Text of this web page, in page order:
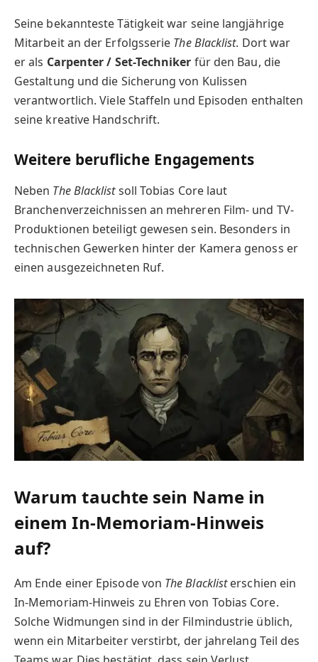
Seine bekannteste Tätigkeit war seine langjährige
Mitarbeit an der Erfolgsserie The Blacklist. Dort war
er als Carpenter / Set-Techniker für den Bau, die
Gestaltung und die Sicherung von Kulissen
verantwortlich. Viele Staffeln und Episoden enthalten
seine kreative Handschrift.
Weitere berufliche Engagements
Neben The Blacklistsoll Tobias Core laut
Branchenverzeichnissen an mehreren Film- und TV-
Produktionen beteiligt gewesen sein. Besonders in
technischen Gewerken hinter der Kamera genoss er
einen ausgezeichneten Ruf.
Warum tauchte sein Name in
einem In-Memoriam-Hinweis
auf?
Am Ende einer Episode von The Blacklisterschien ein
In-Memoriam-Hinweis zu Ehren von Tobias Core.
Solche Widmungen sind in der Filmindustrie üblich,
wenn ein Mitarbeiter verstirbt, der jahrelang Teil des